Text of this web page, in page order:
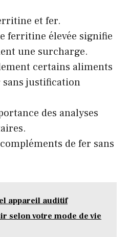
et fer.
ferritine élevée signifie
une surcharge.
certains aliments
justification
des analyses
de fer sans
appareil auditif
selon votre mode de vie